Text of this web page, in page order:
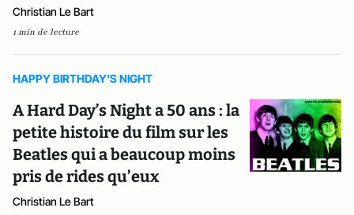
Christian Le Bart
1 min de lecture
HAPPY BIRTHDAY'S NIGHT
A Hard Day’s Night a 50 ans : la
petite histoire du film sur les
Beatles qui a beaucoup moins
pris de rides qu’eux
Christian Le Bart